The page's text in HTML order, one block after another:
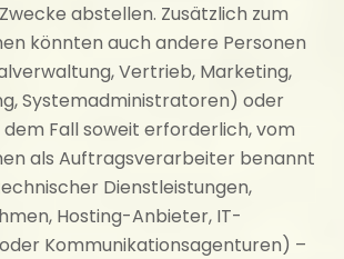
abstellen. Zusätzlich zum
könnten auch andere Personen
Vertrieb, Marketing,
Systemadministratoren) oder
Fall soweit erforderlich, vom
als Auftragsverarbeiter benannt
Dienstleistungen,
Hosting-Anbieter, IT-
Kommunikationsagenturen) –